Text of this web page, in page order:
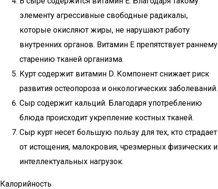
элементу агрессивные свободные радикалы,
которые окисляют жиры, не нарушают работу
внутренних органов. Витамин Е препятствует раннему
старению тканей организма.
Курт содержит витамин D. Компонент снижает риск
развития остеопороза и онкологических заболеваний.
Сыр содержит кальций. Благодаря употреблению
блюда происходит укрепление костных тканей.
Сыр курт несет большую пользу для тех, кто страдает
от истощения, малокровия, чрезмерных физических и
интеллектуальных нагрузок.
Калорийность